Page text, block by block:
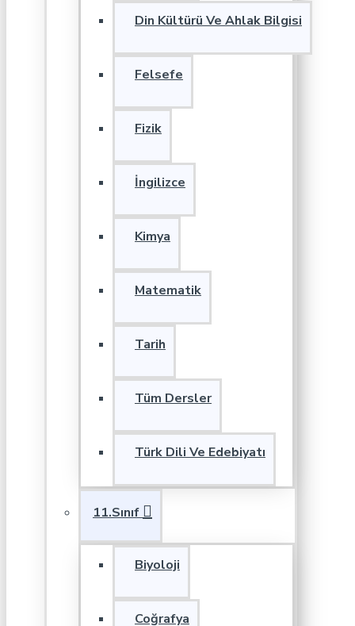
Din Kültürü Ve Ahlak Bilgisi
Felsefe
Fizik
İngilizce
Kimya
Matematik
Tarih
Tüm Dersler
Türk Dili Ve Edebiyatı
11.Sınıf
Biyoloji
Coğrafya